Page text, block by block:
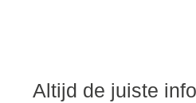
Altijd de juiste